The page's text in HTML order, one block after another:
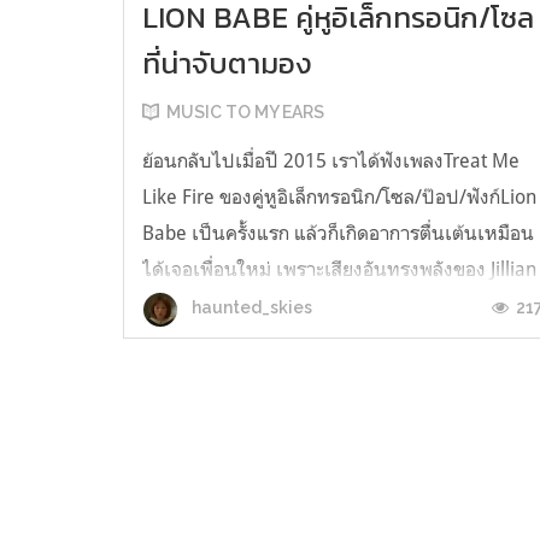
LION BABE คู่หูอิเล็กทรอนิก/โซล
ที่น่าจับตามอง
MUSIC TO MY EARS
ย้อนกลับไปเมื่อปี 2015 เราได้ฟังเพลงTreat Me
Like Fire ของคู่หูอิเล็กทรอนิก/โซล/ป๊อป/ฟังก์Lion
Babe เป็นครั้งแรก แล้วก็เกิดอาการตื่นเต้นเหมือน
ได้เจอเพื่อนใหม่ เพราะเสียงอันทรงพลังของ Jillian
Herveyเข้ากันดีกับดนตรีสนุก ๆ ของ Lucas
Goodmanเมื่อฟังจบแล้วต้องลุกขึ้นปรบมือรัว ๆ
haunted_skies